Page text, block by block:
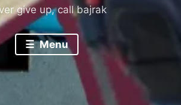
give up, call bajrak
Menu